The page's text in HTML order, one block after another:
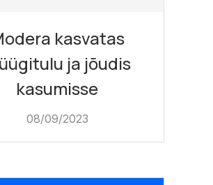
kasvatas
ja jõudis
kasumisse
08/09/2023